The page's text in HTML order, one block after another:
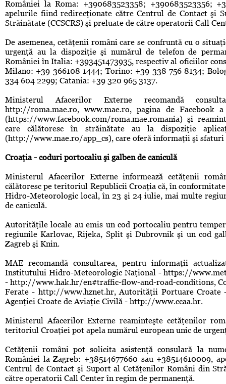
României la Roma: +390683523358; +390683523356;
apelurile fiind redirecţionate către Centrul de Contact şi
Străinătate (CCSCRS) şi preluate de către operatorii Call
De asemenea, cetăţenii români care se confruntă cu o
urgenţă au la dispoziţie şi numărul de telefon de
României în Italia: +393451473935, respectiv al oficiilor
Milano: +39 366108 1444; Torino: +39 338 756 8134;
334 604 2299; Catania: +39 320 965 3137.
Ministerul Afacerilor Externe recomandă
http://roma.mae.ro, www.mae.ro, pagina de Facebook
(https://www.facebook.com/roma.mae.romania) şi
care călătoresc în străinătate au la dispoziţie
(http://www.mae.ro/app_cs), care oferă informaţii şi sfaturi
Croaţia - coduri portocaliu şi galben de caniculă
Ministerul Afacerilor Externe informează cetăţenii
călătoresc pe teritoriul Republicii Croaţia că, în
Hidro-Meteorologic local, în 23 şi 24 iulie, mai multe
de caniculă.
Autorităţile locale au emis un cod portocaliu pentru
regiunile Karlovac, Rijeka, Split şi Dubrovnik şi un cod
Zagreb şi Knin.
MAE recomandă consultarea, pentru informaţii
Institutului Hidro-Meteorologic Naţional - https://
- http://www.hak.hr/en#traffic-flow-and-road-conditions,
Ferate - http://www.hznet.hr, Autorităţii Portuare
Agenţiei Croate de Aviaţie Civilă - http://www.ccaa.hr.
Ministerul Afacerilor Externe reaminteşte cetăţenilor
teritoriul Croaţiei pot apela numărul european unic de
Cetăţenii români pot solicita asistenţă consulară la
României la Zagreb: +38514677660 sau +38514610009,
Centrul de Contact şi Suport al Cetăţenilor Români din
către operatorii Call Center în regim de permanenţă.